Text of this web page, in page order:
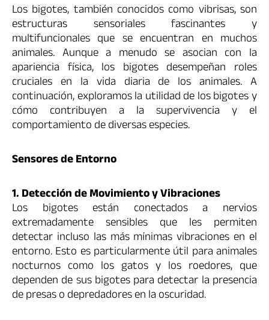
Los bigotes, también conocidos como vibrisas, son
estructuras sensoriales fascinantes y
multifuncionales que se encuentran en muchos
animales. Aunque a menudo se asocian con la
apariencia física, los bigotes desempeñan roles
cruciales en la vida diaria de los animales. A
continuación, exploramos la utilidad de los bigotes y
cómo contribuyen a la supervivencia y el
comportamiento de diversas especies.
Sensores de Entorno
1. Detección de Movimiento y Vibraciones
Los bigotes están conectados a nervios
extremadamente sensibles que les permiten
detectar incluso las más mínimas vibraciones en el
entorno. Esto es particularmente útil para animales
nocturnos como los gatos y los roedores, que
dependen de sus bigotes para detectar la presencia
de presas o depredadores en la oscuridad.